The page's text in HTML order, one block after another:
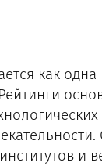
как
и